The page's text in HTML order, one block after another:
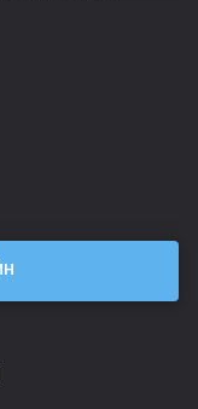
это будет лишь
рядам Немертвого
что со
подобного! После